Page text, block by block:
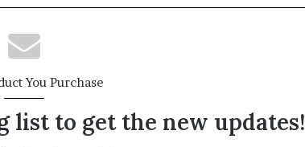
You Purchase
list to get the new updates!